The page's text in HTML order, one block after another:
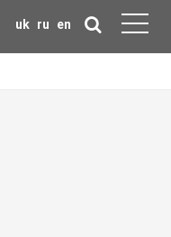
uk ru en